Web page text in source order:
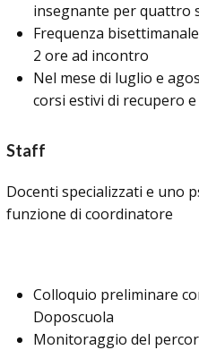
insegnante per quattro
Frequenza
2 ore ad incontro
Nel mese di luglio e
corsi estivi di recupero
Staff
Docenti specializzati e uno
funzione di coordinatore
Colloquio preliminare
Doposcuola
Monitoraggio del